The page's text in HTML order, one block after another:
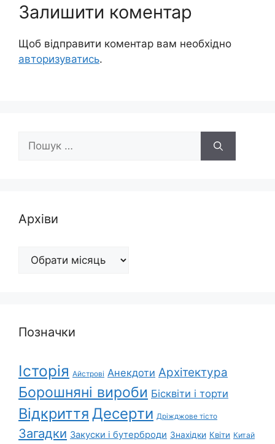
Залишити коментар
Щоб відправити коментар вам необхідно
авторизуватись.
Пошук:
Архіви
Архіви
Позначки
Історія Айстрові Анекдоти Архітектура
Борошняні вироби Бісквіти і торти
Відкриття Десерти Дріжджове тісто
Загадки Закуски і бутерброди Знахідки Квіти Китай